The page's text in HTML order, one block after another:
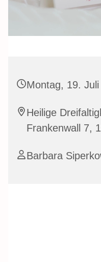
Montag, 19.
Heilige
Frankenwall 7,
Barbara